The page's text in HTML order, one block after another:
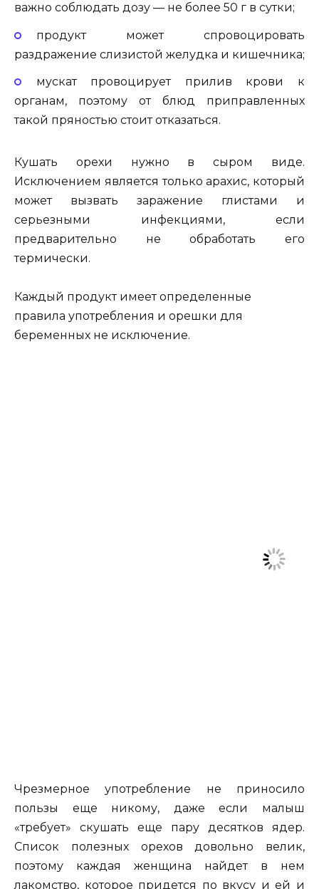
важно соблюдать дозу — не более 50 г в сутки;
продукт может спровоцировать
раздражение слизистой желудка и кишечника;
мускат провоцирует прилив крови к
органам, поэтому от блюд приправленных
такой пряностью стоит отказаться.
Кушать орехи нужно в сыром виде.
Исключением является только арахис, который
может вызвать заражение глистами и
серьезными инфекциями, если
предварительно не обработать его
термически.
Каждый продукт имеет определенные
правила употребления и орешки для
беременных не исключение.
Чрезмерное употребление не приносило
пользы еще никому, даже если малыш
«требует» скушать еще пару десятков ядер.
Список полезных орехов довольно велик,
поэтому каждая женщина найдет в нем
лакомство, которое придется по вкусу и ей и